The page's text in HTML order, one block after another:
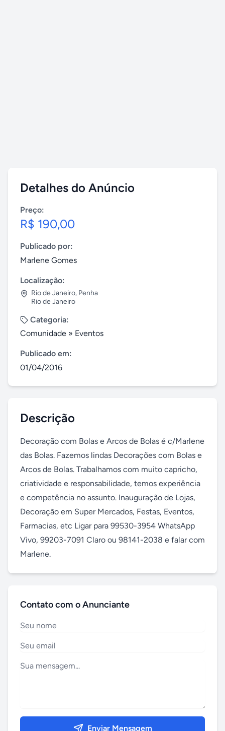
Detalhes do Anúncio
Preço:
R$ 190,00
Publicado por:
Marlene Gomes
Localização:
Rio de Janeiro, Penha
Rio de Janeiro
Categoria:
Comunidade » Eventos
Publicado em:
01/04/2016
Descrição
Decoração com Bolas e Arcos de Bolas é c/Marlene
das Bolas. Fazemos lindas Decorações com Bolas e
Arcos de Bolas. Trabalhamos com muito capricho,
criatividade e responsabilidade, temos experiência
e competência no assunto. Inauguração de Lojas,
Decoração em Super Mercados, Festas, Eventos,
Farmacias, etc Ligar para 99530-3954 WhatsApp
Vivo, 99203-7091 Claro ou 98141-2038 e falar com
Marlene.
Contato com o Anunciante
Enviar Mensagem